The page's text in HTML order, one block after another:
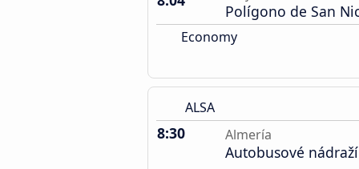
Polígono de San
Economy
ALSA
8:30 Almería
Autobusové nádraží